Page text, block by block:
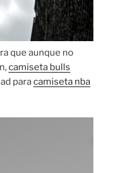
que aunque no
camiseta bulls
paracamiseta nba